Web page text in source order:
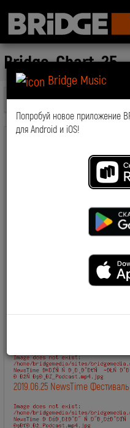
Bridge Music
Попробуй новое приложение
для Android и iOS!
Bridge_Chart_25
Все передачи
2019.06.28 NewsTime День
2019.06.27 NewsTime Новый
2019.06.25 NewsTime